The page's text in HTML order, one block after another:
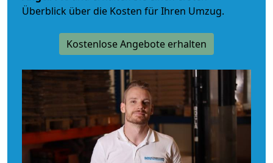
Überblick über die Kosten für Ihren Umzug.
Kostenlose Angebote erhalten